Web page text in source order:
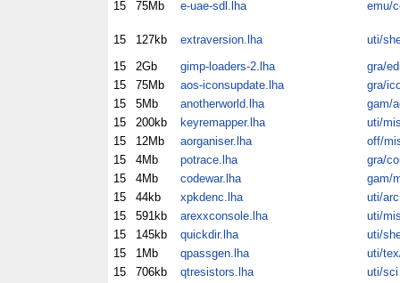
15
75Mb e-uae-sdl.lha emu/
15 127kb extraversion.lha
uti/
15
2Gb gimp-loaders-2.lha
gra/
15
75Mb aos-iconsupdate.lha
gra/
15
5Mb anotherworld.lha
gam/
15
200kb keyremapper.lha
uti/
15
12Mb aorganiser.lha
off/
15
4Mb potrace.lha
gra/
15
4Mb codewar.lha
gam/
15
44kb xpkdenc.lha
uti/arc
15
591kb arexxconsole.lha
uti/
15
145kb quickdir.lha
uti/
15
1Mb qpassgen.lha
uti/
15
706kb qtresistors.lha
uti/sci